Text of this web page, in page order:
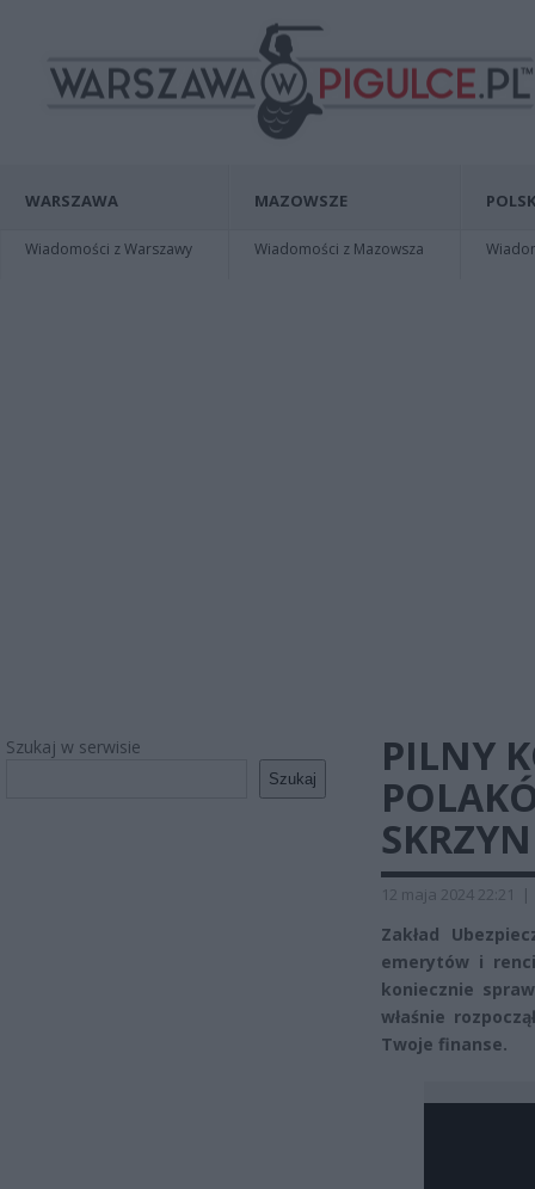
WARSZAWA
Wiadomości z Warszawy
MAZOWSZE
Wiadomości z Mazowsza
Szukaj w serwisie
Szukaj
PILNY
12 maja 2024 22:21 |
Zakład
emerytów i
koniecznie
właśnie
Twoje finanse.